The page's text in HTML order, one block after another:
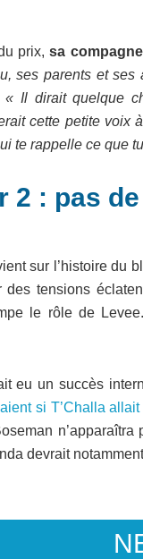
prix,sa
ses parents et
« Il dirait quelque
cette petite voix
te rappelle ce que
2 : pas
sur l’histoire du
tensions
le rôle de
eu un succès
si T’Challa
devrait